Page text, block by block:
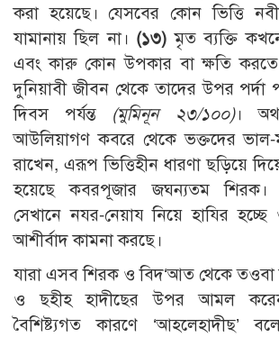
করা হয়েছে। যেসবের কোন ভিত্তি
যামানায় ছিল না। (১৩) মৃত ব্যক্তি
এবং কারু কোন উপকার বা ক্ষতি করতে
দুনিয়াবী জীবন থেকে তাদের উপর পর্দা
দিবস পর্যন্ত (মুমিনূন ২৩/১০০)।
আউলিয়াগণ কবরে থেকে ভক্তদের ভাল-
রাখেন, এরূপ ভিত্তিহীন ধারণা ছড়িয়ে
হয়েছে কবরপূজার জঘন্যতম
সেখানে নযর-নেয়ায নিয়ে হাযির
আশীর্বাদ কামনা করছে।
যারা এসব শিরক ও বিদ‘আত থেকে
ও ছহীহ হাদীছের উপর আমল
বৈশিষ্ট্যগত কারণে ‘আহলেহাদীছ’